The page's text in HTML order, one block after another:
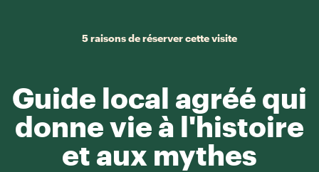
5 raisons de réserver cette visite
Guide local agréé qui
donne vie à l'histoire
et aux mythes